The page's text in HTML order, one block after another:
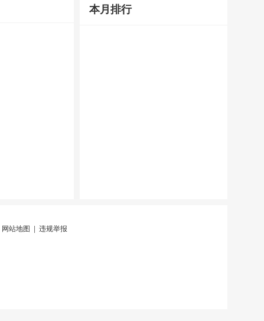
本月排行
网站地图 违规举报